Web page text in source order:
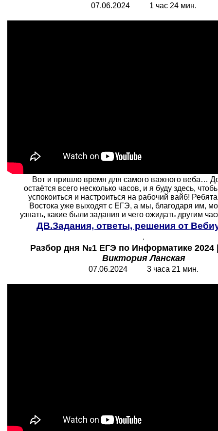
07.06.2024 1 час 24 мин.
Вот и пришло время для самого важного веба…
остаётся всего несколько часов, и я буду здесь,
успокоиться и настроиться на рабочий вайб!
Востока уже выходят с ЕГЭ, а мы, благодаря им,
узнать, какие были задания и чего ожидать другим
ДВ.Задания, ответы, решения от
.
Разбор дня №1 ЕГЭ по Информатике 2024
Виктория Ланская
07.06.2024 3 часа 21 мин.